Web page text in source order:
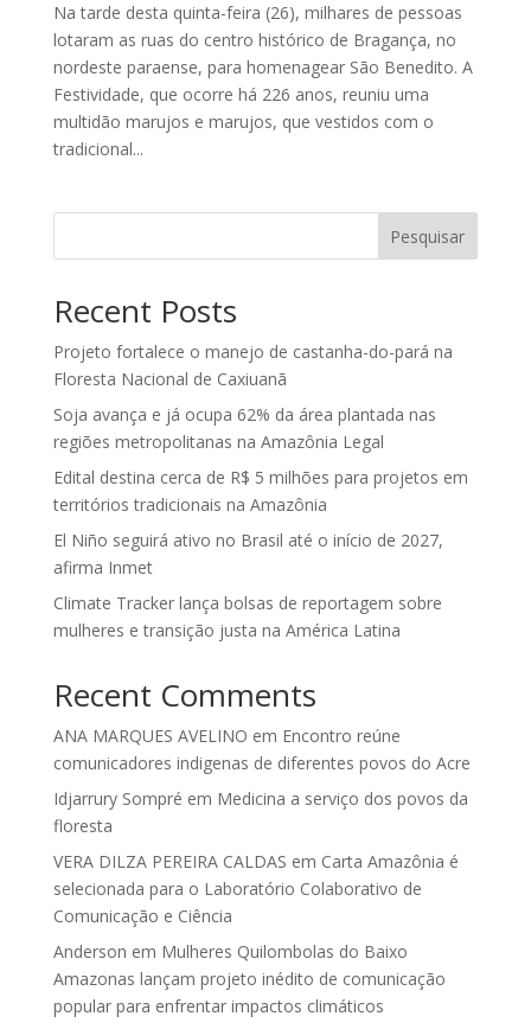
Na tarde desta quinta-feira (26), milhares de pessoas
lotaram as ruas do centro histórico de Bragança, no
nordeste paraense, para homenagear São Benedito. A
Festividade, que ocorre há 226 anos, reuniu uma
multidão marujos e marujos, que vestidos com o
tradicional...
Pesquisar
Recent Posts
Projeto fortalece o manejo de castanha-do-pará na
Floresta Nacional de Caxiuanã
Soja avança e já ocupa 62% da área plantada nas
regiões metropolitanas na Amazônia Legal
Edital destina cerca de R$ 5 milhões para projetos em
territórios tradicionais na Amazônia
El Niño seguirá ativo no Brasil até o início de 2027,
afirma Inmet
Climate Tracker lança bolsas de reportagem sobre
mulheres e transição justa na América Latina
Recent Comments
ANA MARQUES AVELINO em Encontro reúne
comunicadores indigenas de diferentes povos do Acre
Idjarrury Sompré em Medicina a serviço dos povos da
floresta
VERA DILZA PEREIRA CALDAS em Carta Amazônia é
selecionada para o Laboratório Colaborativo de
Comunicação e Ciência
Anderson em Mulheres Quilombolas do Baixo
Amazonas lançam projeto inédito de comunicação
popular para enfrentar impactos climáticos